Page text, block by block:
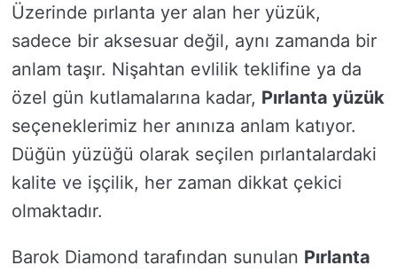
Üzerinde pırlanta yer alan her yüzük,
sadece bir aksesuar değil, aynı zamanda bir
anlam taşır. Nişahtan evlilik teklifine ya da
özel gün kutlamalarına kadar, Pırlanta yüzük
seçeneklerimiz her anınıza anlam katıyor.
Düğün yüzüğü olarak seçilen pırlantalardaki
kalite ve işçilik, her zaman dikkat çekici
olmaktadır.
Barok Diamond tarafından sunulan Pırlanta